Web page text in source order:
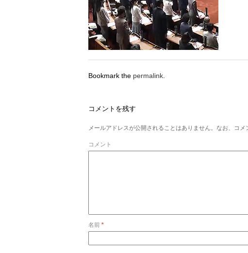
Bookmark the permalink
コメントを残す
メールアドレスが公開されることはありません。なお、コメ
コメント
名前 *